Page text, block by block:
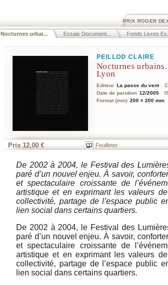
PRIX ROGER
Nocturnes urbai... Essais Document... Fonds Livres Es...
PEILLOD CLAIRE
Nocturnes
Lyon
Editeur La passe du vent
Date de parution 12/2005
Format (mm) 200 × 200 mm
Prix 12,00 € Feuilleter
De 2002 à 2004, le Festival des
paré d’un nouvel enjeu. À savoir,
et spectaculaire croissante de
artistique et en exprimant les valeurs
collectivité, partage de l’espace public
lien social dans certains quartiers.
De 2002 à 2004, le Festival des
paré d’un nouvel enjeu. À savoir,
et spectaculaire croissante de
artistique et en exprimant les valeurs
collectivité, partage de l’espace public
lien social dans certains quartiers.